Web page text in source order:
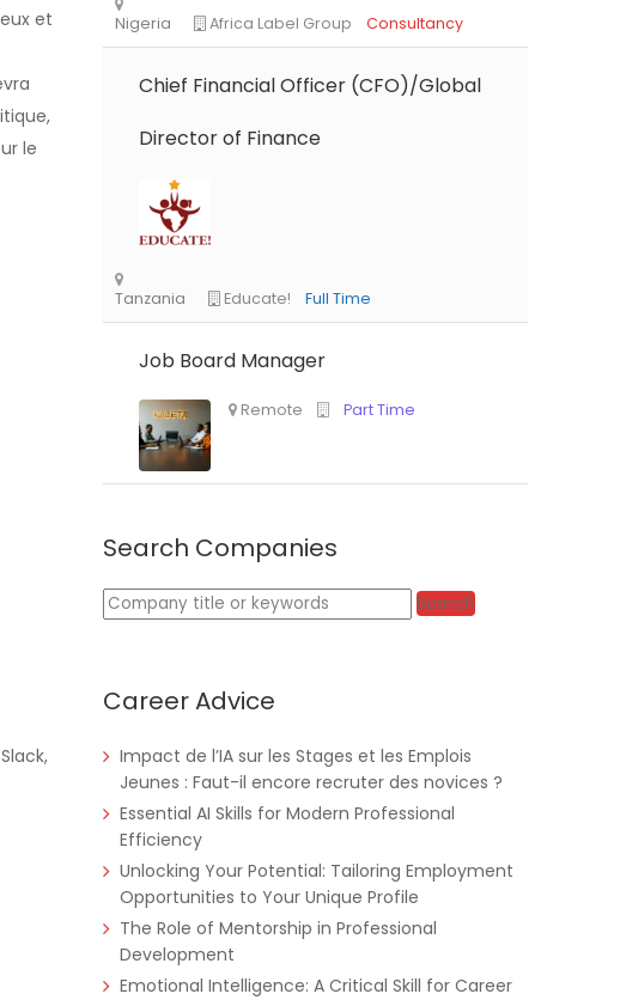
et
le
Chief Financial Officer (CFO)/Global
Director of Finance
Tanzania Educate! Full Time
Job Board Manager
Remote
Search Companies
Keywords Search
Career Advice
Impact de l’IA sur les Stages et les Emplois
Jeunes : Faut-il encore recruter des novices ?
Essential AI Skills for Modern Professional
Efficiency
Unlocking Your Potential: Tailoring Employment
Opportunities to Your Unique Profile
The Role of Mentorship in Professional
Development
Emotional Intelligence: A Critical Skill for Career